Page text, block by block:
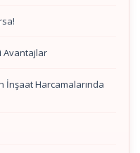
Avantajlar
İnşaat Harcamalarında